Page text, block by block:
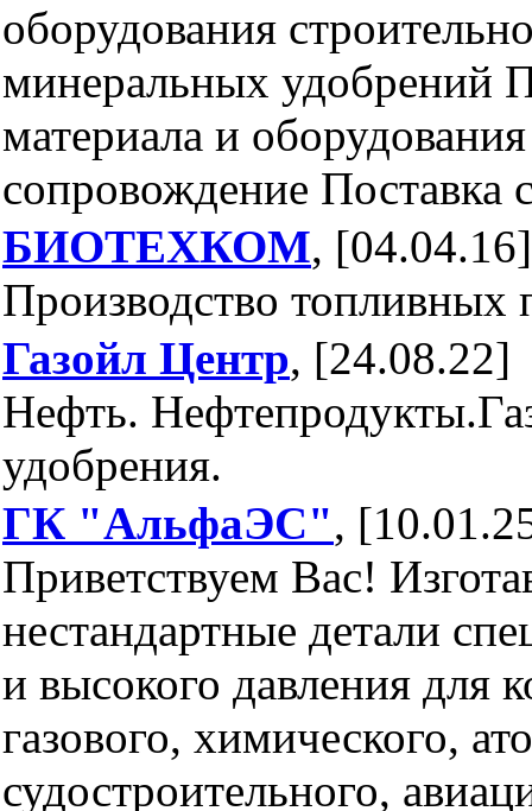
оборудования
минеральных удобрений
материала и
сопровождение Поставка
БИОТЕХКОМ, [04.04.16]
Производство топливных
Газойл Центр, [24.08.22]
Нефть.
удобрения.
ГК "АльфаЭС",
Приветствуем Вас!
нестандартные детали
и высокого давления для
газового, химического,
судостроительного,